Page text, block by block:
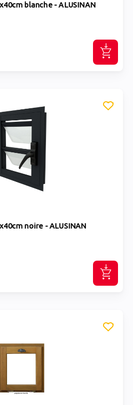
blanche - ALUSINAN
noire - ALUSINAN